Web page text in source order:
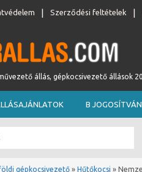
Szerződési feltételek
állás, gépkocsivezető állások
B
gépkocsivezető » Hűtőkocsi »